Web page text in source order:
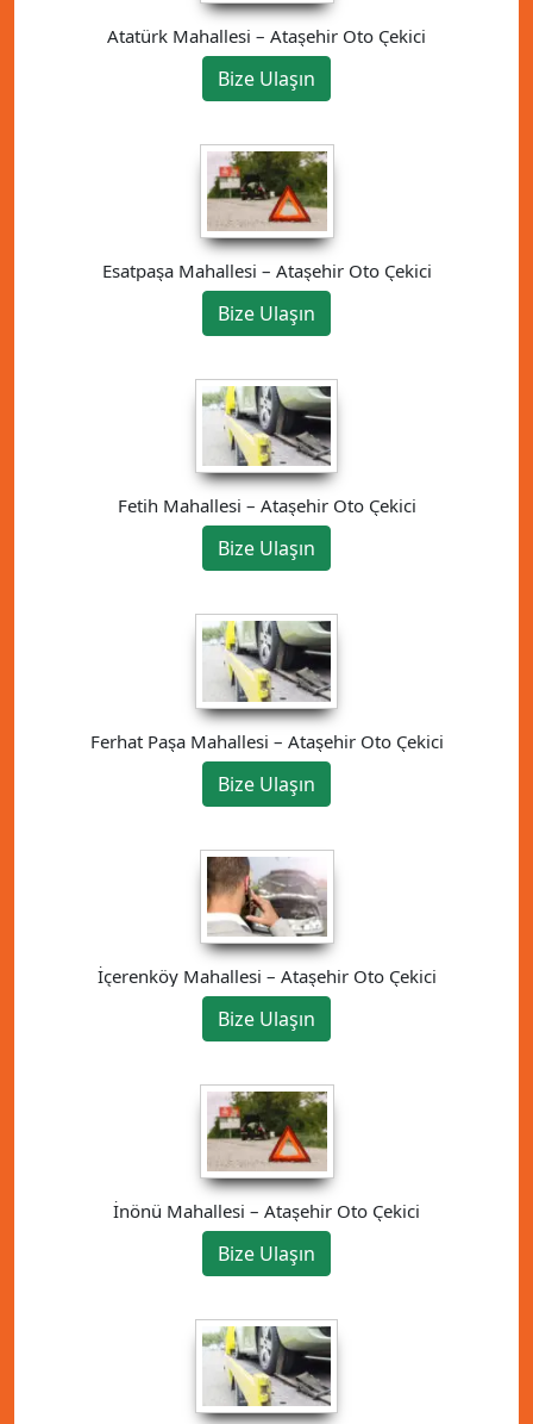
Atatürk Mahallesi – Ataşehir Oto Çekici
Bize Ulaşın
Esatpaşa Mahallesi – Ataşehir Oto Çekici
Bize Ulaşın
Fetih Mahallesi – Ataşehir Oto Çekici
Bize Ulaşın
Ferhat Paşa Mahallesi – Ataşehir Oto Çekici
Bize Ulaşın
İçerenköy Mahallesi – Ataşehir Oto Çekici
Bize Ulaşın
İnönü Mahallesi – Ataşehir Oto Çekici
Bize Ulaşın